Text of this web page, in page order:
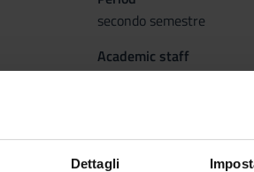
Dettagli
secondo semestre
Academic staff
Sergio Noto